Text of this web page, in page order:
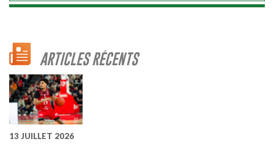
ARTICLES RÉCENTS
13 JUILLET 2026